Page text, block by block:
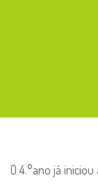
O 4.°ano já